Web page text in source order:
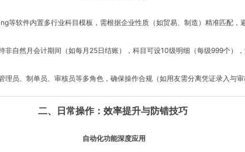
等软件内置多行业科目模板，需根据企业性质（如贸易、制造）精准匹配，
非自然月会计期间（如每月25日结账），科目可设10级明细（每级999个），
理员、制单员、审核员等多角色，确保操作合规（如用友需分离凭证录入与审
二、日常操作：效率提升与防错技巧
自动化功能深度应用